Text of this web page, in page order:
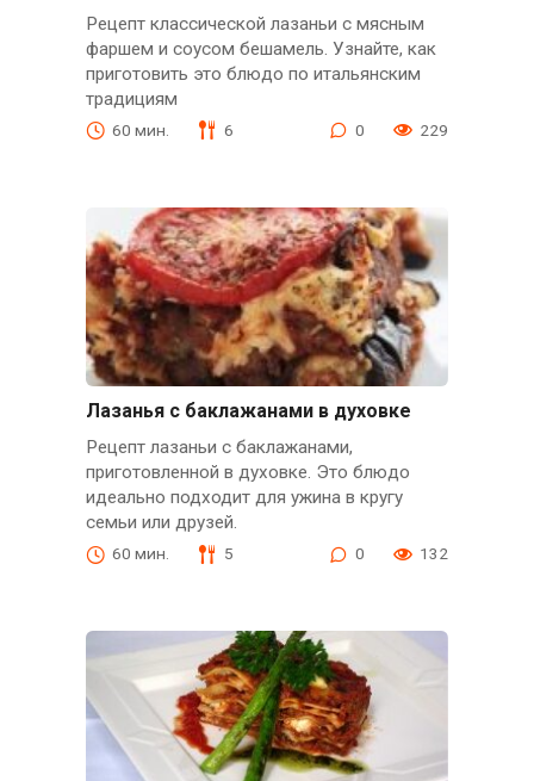
Рецепт классической лазаньи с мясным
фаршем и соусом бешамель. Узнайте, как
приготовить это блюдо по итальянским
традициям
60 мин. 6 0 229
Лазанья с баклажанами в духовке
Рецепт лазаньи с баклажанами,
приготовленной в духовке. Это блюдо
идеально подходит для ужина в кругу
семьи или друзей.
60 мин. 5 0 132